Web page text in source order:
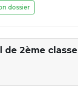
dossier
de 2ème classe